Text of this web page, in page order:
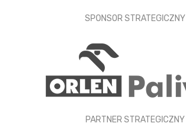
SPONSOR STRATEGICZNY
PARTNER STRATEGICZNY